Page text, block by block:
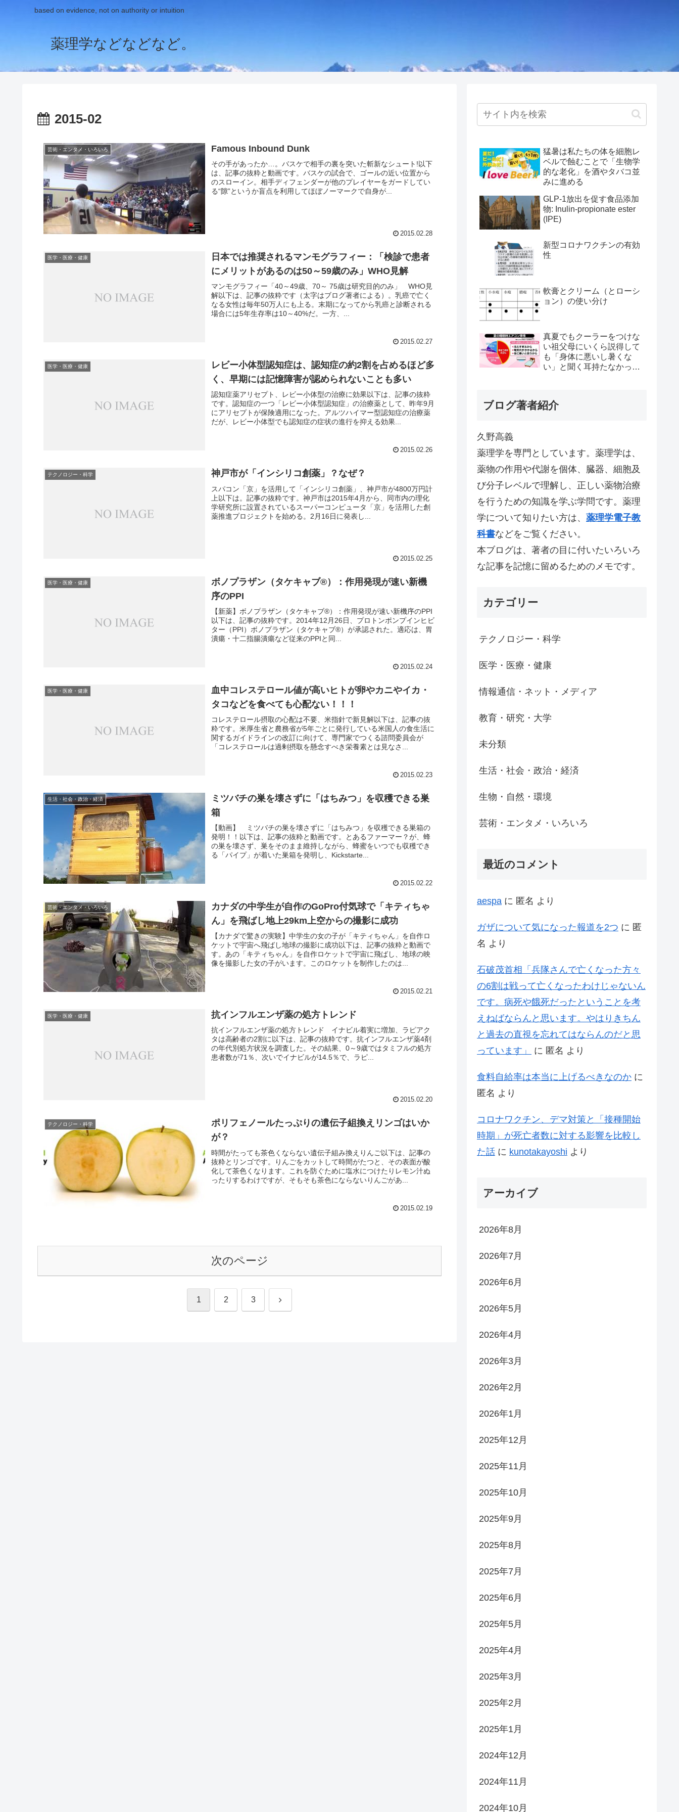
based on evidence, not on authority or intuition
薬理学などなどなど。
2015-02
芸術・エンタメ・いろいろ Famous Inbound Dunk
その手があったか…。バスケで相手の裏を突いた斬新なシュート!以下
は、記事の抜粋と動画です。バスケの試合で、ゴールの近い位置から
のスローイン。相手ディフェンダーが他のプレイヤーをガードしてい
る“隙”というか盲点を利用してほぼノーマークで自身が...
2015.02.28
医学・医療・健康
日本では推奨されるマンモグラフィー：「検診で患者
にメリットがあるのは50～59歳のみ」WHO見解
マンモグラフィー「40～49歳、70～ 75歳は研究目的のみ」 WHO見
解以下は、記事の抜粋です（太字はブログ著者による）。乳癌で亡く
なる女性は毎年50万人にも上る。末期になってから乳癌と診断される
場合には5年生存率は10～40%だ。一方、...
2015.02.27
医学・医療・健康
レビー小体型認知症は、認知症の約2割を占めるほど多
く、早期には記憶障害が認められないことも多い
認知症薬アリセプト、レビー小体型の治療に効果以下は、記事の抜粋
です。認知症の一つ「レビー小体型認知症」の治療薬として、昨年9月
にアリセプトが保険適用になった。アルツハイマー型認知症の治療薬
だが、レビー小体型でも認知症の症状の進行を抑える効果...
2015.02.26
テクノロジー・科学 神戸市が「インシリコ創薬」？なぜ？
スパコン「京」を活用して「インシリコ創薬」、神戸市が4800万円計
上以下は。記事の抜粋です。神戸市は2015年4月から、同市内の理化
学研究所に設置されているスーパーコンピュータ「京」を活用した創
薬推進プロジェクトを始める。2月16日に発表し...
2015.02.25
医学・医療・健康
ボノプラザン（タケキャブ®）：作用発現が速い新機
序のPPI
【新薬】ボノプラザン（タケキャブ®）：作用発現が速い新機序のPPI
以下は、記事の抜粋です。2014年12月26日、プロトンポンプインヒビ
ター（PPI）ボノプラザン（タケキャブ®）が承認された。適応は、胃
潰瘍・十二指腸潰瘍など従来のPPIと同...
2015.02.24
医学・医療・健康
血中コレステロール値が高いヒトが卵やカニやイカ・
タコなどを食べても心配ない！！！
コレステロール摂取の心配は不要、米指針で新見解以下は、記事の抜
粋です。米厚生省と農務省が5年ごとに発行している米国人の食生活に
関するガイドラインの改訂に向けて、専門家でつくる諮問委員会が
「コレステロールは過剰摂取を懸念すべき栄養素とは見なさ...
2015.02.23
生活・社会・政治・経済
ミツバチの巣を壊さずに「はちみつ」を収穫できる巣
箱
【動画】 ミツバチの巣を壊さずに「はちみつ」を収穫できる巣箱の
発明！！以下は、記事の抜粋と動画です。とあるファーマー？が、蜂
の巣を壊さず、巣をそのまま維持しながら、蜂蜜をいつでも収穫でき
る「パイプ」が着いた巣箱を発明し、Kickstarte...
2015.02.22
芸術・エンタメ・いろいろ
カナダの中学生が自作のGoPro付気球で「キティちゃ
ん」を飛ばし地上29km上空からの撮影に成功
【カナダで驚きの実験】中学生の女の子が「キティちゃん」を自作ロ
ケットで宇宙へ飛ばし地球の撮影に成功以下は、記事の抜粋と動画で
す。あの「キティちゃん」を自作ロケットで宇宙に飛ばし、地球の映
像を撮影した女の子がいます。このロケットを制作したのは...
2015.02.21
医学・医療・健康 抗インフルエンザ薬の処方トレンド
抗インフルエンザ薬の処方トレンド イナビル着実に増加、ラピアク
タは高齢者の2割に以下は、記事の抜粋です。抗インフルエンザ薬4剤
の年代別処方状況を調査した。その結果、0～9歳ではタミフルの処方
患者数が71％、次いでイナビルが14.5％で、ラピ...
2015.02.20
テクノロジー・科学
ポリフェノールたっぷりの遺伝子組換えリンゴはいか
が？
時間がたっても茶色くならない遺伝子組み換えりんご以下は、記事の
抜粋とリンゴです。りんごをカットして時間がたつと、その表面が酸
化して茶色くなります。これを防ぐために塩水につけたりレモン汁ぬ
ったりするわけですが、そもそも茶色にならないりんごがあ...
2015.02.19
次のページ
1 2 3 次
猛暑は私たちの体を細胞レ
ベルで蝕むことで「生物学
的な老化」を酒やタバコ並
みに進める
GLP-1放出を促す食品添加
物: Inulin-propionate ester
(IPE)
新型コロナワクチンの有効
性
軟膏とクリーム（とローシ
ョン）の使い分け
真夏でもクーラーをつけな
い祖父母にいくら説得して
も「身体に悪いし暑くな
い」と聞く耳持たなかった
ブログ著者紹介
久野高義
薬理学を専門としています。薬理学は、
薬物の作用や代謝を個体、臓器、細胞及
び分子レベルで理解し、正しい薬物治療
を行うための知識を学ぶ学問です。薬理
学について知りたい方は、 薬理学電子教
科書などをご覧ください。
本ブログは、著者の目に付いたいろいろ
な記事を記憶に留めるためのメモです。
カテゴリー
テクノロジー・科学
医学・医療・健康
情報通信・ネット・メディア
教育・研究・大学
未分類
生活・社会・政治・経済
生物・自然・環境
芸術・エンタメ・いろいろ
最近のコメント
aespa に 匿名 より
ガザについて気になった報道を2つ に 匿
名 より
石破茂首相「兵隊さんで亡くなった方々
の6割は戦って亡くなったわけじゃないん
です。病死や餓死だったということを考
えねばならんと思います。やはりきちん
と過去の直視を忘れてはならんのだと思
っています」
に 匿名 より
食料自給率は本当に上げるべきなのか に
匿名 より
コロナワクチン、デマ対策と「接種開始
時期」が死亡者数に対する影響を比較し
た話 に kunotakayoshi より
アーカイブ
2026年8月
2026年7月
2026年6月
2026年5月
2026年4月
2026年3月
2026年2月
2026年1月
2025年12月
2025年11月
2025年10月
2025年9月
2025年8月
2025年7月
2025年6月
2025年5月
2025年4月
2025年3月
2025年2月
2025年1月
2024年12月
2024年11月
2024年10月